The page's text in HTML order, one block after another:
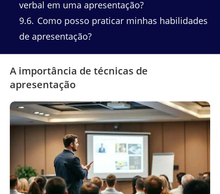
verbal em uma apresentação?
9.6 Como posso praticar minhas habilidades
de apresentação?
A importância de técnicas de
apresentação